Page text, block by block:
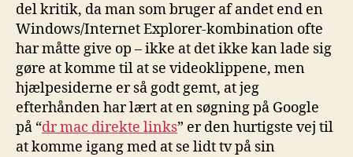
del kritik, da man som bruger af andet end en
Windows/Internet Explorer-kombination ofte
har måtte give op – ikke at det ikke kan lade sig
gøre at komme til at se videoklippene, men
hjælpesiderne er så godt gemt, at jeg
efterhånden har lært at en søgning på Google
på “dr mac direkte links” er den hurtigste vej til
at komme igang med at se lidt tv på sin